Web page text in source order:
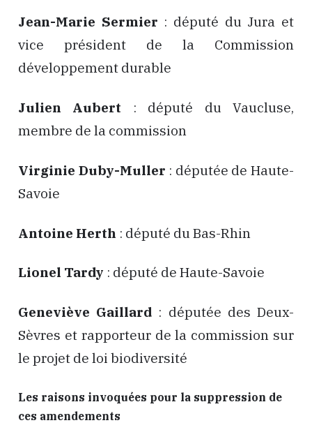
Jean-Marie Sermier : député du Jura et
vice président de la Commission
développement durable
Julien Aubert : député du Vaucluse,
membre de la commission
Virginie Duby-Muller : députée de Haute-
Savoie
Antoine Herth : député du Bas-Rhin
Lionel Tardy : député de Haute-Savoie
Geneviève Gaillard : députée des Deux-
Sèvres et rapporteur de la commission sur
le projet de loi biodiversité
Les raisons invoquées pour la suppression de
ces amendements